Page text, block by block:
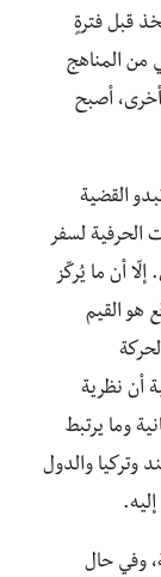
قبل فترةٍ
من المناهج
الثانوية(6). ومرّةً أخرى، أصبح
القضية
الحرفية لسفر
إلّا أن ما يُركّز
هو القيم
أن نظرية
وما يرتبط
وتركيا والدول
وفي حال